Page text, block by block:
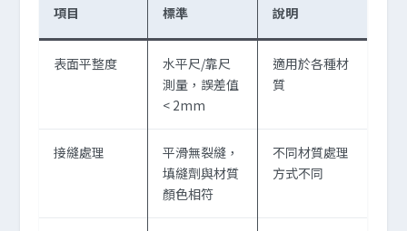
項目 標準 說明
表面平整度
水平尺/靠尺
測量，誤差值
< 2mm
適用於各種材
質
接縫處理
平滑無裂縫，
填縫劑與材質
顏色相符
不同材質處理
方式不同